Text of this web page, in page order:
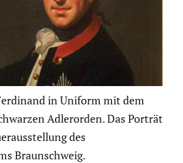
in Uniform mit dem
Adlerorden. Das Porträt
des
Braunschweig.